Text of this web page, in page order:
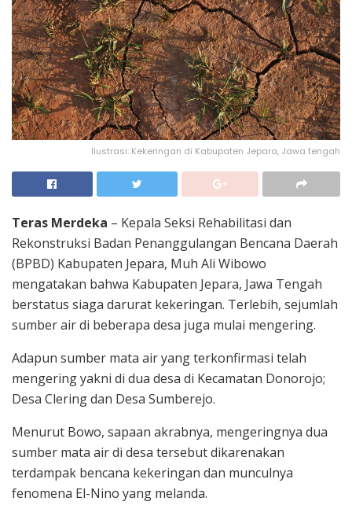
Ilustrasi: Kekeringan di Kabupaten Jepara, Jawa tengah
Teras Merdeka – Kepala Seksi Rehabilitasi dan
Rekonstruksi Badan Penanggulangan Bencana Daerah
(BPBD) Kabupaten Jepara, Muh Ali Wibowo
mengatakan bahwa Kabupaten Jepara, Jawa Tengah
berstatus siaga darurat kekeringan. Terlebih, sejumlah
sumber air di beberapa desa juga mulai mengering.
Adapun sumber mata air yang terkonfirmasi telah
mengering yakni di dua desa di Kecamatan Donorojo;
Desa Clering dan Desa Sumberejo.
Menurut Bowo, sapaan akrabnya, mengeringnya dua
sumber mata air di desa tersebut dikarenakan
terdampak bencana kekeringan dan munculnya
fenomena El-Nino yang melanda.